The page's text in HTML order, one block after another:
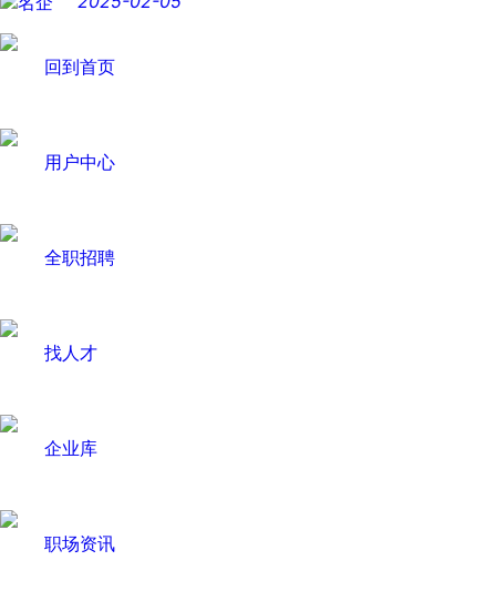
回到首页
用户中心
全职招聘
找人才
企业库
职场资讯